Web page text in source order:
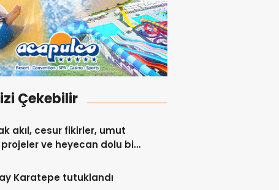
Çekebilir
akıl, cesur fikirler, umut
ve heyecan dolu bir
Karatepe tutuklandı